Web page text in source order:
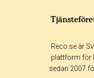
Reco.se är
plattform för
sedan 2007